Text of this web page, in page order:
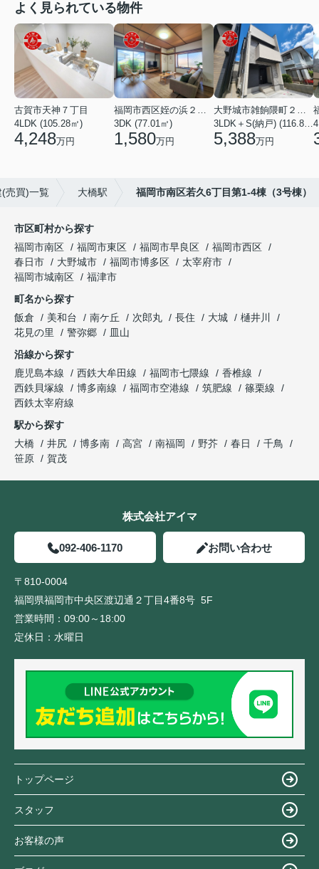
よく見られている物件
古賀市天神７丁目
4LDK (105.28㎡)
4,248万円
福岡市西区姪の浜２丁目
3DK (77.01㎡)
1,580万円
大野城市雑餉隈町２丁目
3LDK＋S(納戸) (116.80㎡)
5,388万円
売買)一覧 大橋駅 福岡市南区若久6丁目第1-4棟（3号棟）
市区町村から探す
福岡市南区
福岡市東区 福岡市早良区
福岡市西区
春日市
大野城市 福岡市博多区
太宰府市
福岡市城南区
福津市
町名から探す
飯倉
美和台 南ケ丘 次郎丸 長住 大城
樋井川
花見の里
警弥郷
皿山
沿線から探す
鹿児島本線
西鉄大牟田線 福岡市七隈線
香椎線
西鉄貝塚線
博多南線 福岡市空港線 筑肥線
篠栗線
西鉄太宰府線
駅から探す
大橋
井尻 博多南 高宮 南福岡 野芥 春日
千鳥
笹原
賀茂
株式会社アイマ
092-406-1170 お問い合わせ
〒810-0004
福岡県福岡市中央区渡辺通２丁目4番8号 5F
営業時間： 09:00～18:00
定休日： 水曜日
トップページ
スタッフ
お客様の声